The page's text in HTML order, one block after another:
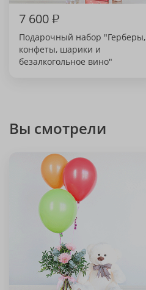
7 600₽
Подарочный набор "Герберы,
конфеты, шарики и
безалкогольное вино"
Вы смотрели